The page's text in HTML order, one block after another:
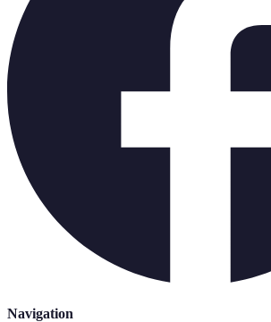
Navigation